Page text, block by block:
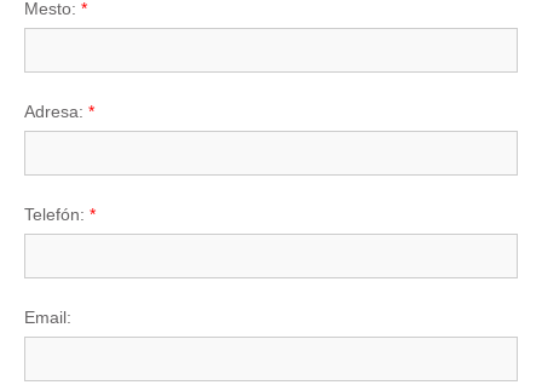
Mesto: *
Adresa: *
Telefón: *
Email: